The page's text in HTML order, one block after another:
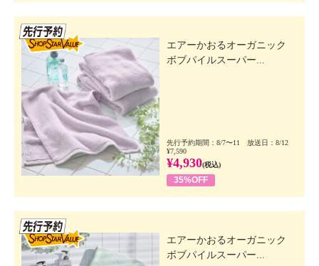
エアーかおるオーガニック
ボブパイルスーパー...
先行予約期間：8/7〜11 放送日：8/12
¥7,590
¥4,930(税込)
35%OFF
エアーかおるオーガニック
ボブパイルスーパー...